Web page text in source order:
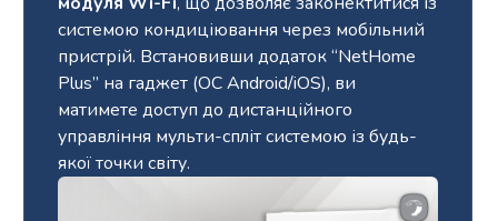
системою кондиціювання через мобільний
пристрій. Встановивши додаток “NetHome
Plus” на гаджет (ОС Android/iOS), ви
матимете доступ до дистанційного
управління мульти-спліт системою із будь-
якої точки світу.